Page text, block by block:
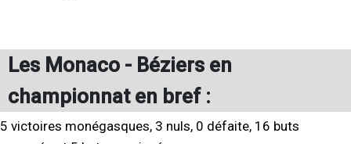
Les Monaco - Béziers en
championnat en bref :
5 victoires monégasques, 3 nuls, 0 défaite, 16 buts